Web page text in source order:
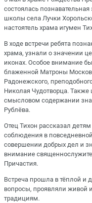
состоялась
школы села Лучки
настоятель храма игумен
В ходе встречи ребята
храма, узнали о значении
иконах. Особое внимание
блаженной Матроны
Радонежского,
Николая Чудотворца.
смысловом содержании
Рублёва.
Отец Тихон рассказал
соблюдения в
совершении добрых дел и
внимание
Причастия.
Встреча прошла в тёплой и
вопросы, проявляли живой
традициям.